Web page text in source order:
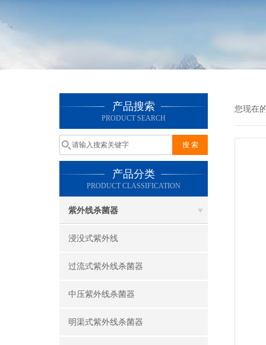
产品搜索
PRODUCT SEARCH
产品分类
PRODUCT CLASSIFICATION
紫外线杀菌器
浸没式紫外线
过流式紫外线杀菌器
中压紫外线杀菌器
明渠式紫外线杀菌器
您现在